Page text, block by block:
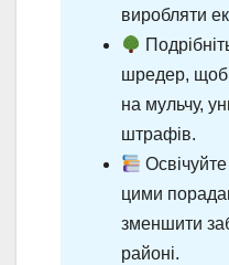
виробляти
шредер, щоб
на мульчу,
штрафів.
Освічуйте
цими
зменшити
районі.